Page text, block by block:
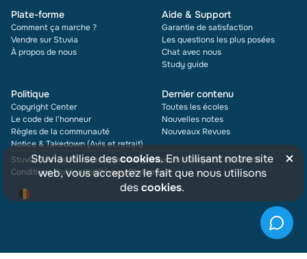
Plate-forme
Comment ça marche ?
Vendre sur Stuvia
À propos de nous
Aide & Support
Garantie de satisfaction
Les questions les plus posées
Chat avec nous
Study guide
Politique
Copyright Center
Le code de l'honneur
Règles de la communauté
Notice & Takedown (Avis et retrait)
Dernier contenu
Toutes les écoles
Nouvelles notes
Nouveaux Revues
Stuvia n'est parrainé ou approuvé par aucun collège ou université
Conditions d'utilisationPrivacy Statement
Stuvia utilise descookies. En utilisant notre site
web, vous acceptez le fait que nous utilisons
descookies.
×